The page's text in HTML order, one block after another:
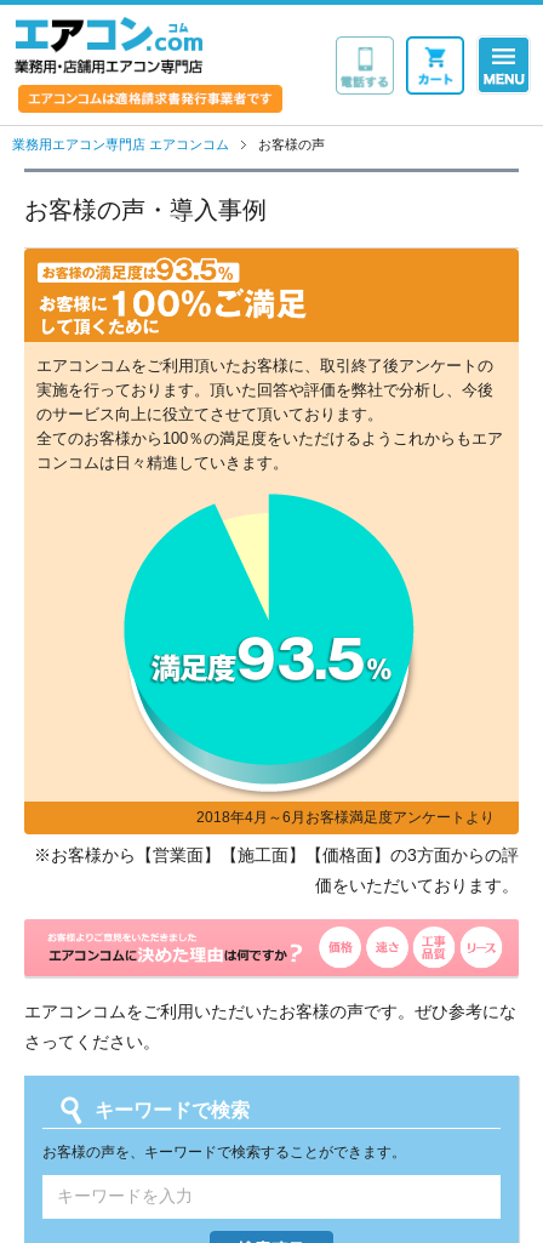
業務用エアコン専門店 エアコンコム お客様の声
お客様の声・導入事例
エアコンコムをご利用頂いたお客様に、取引終了後アンケートの
実施を行っております。頂いた回答や評価を弊社で分析し、今後
のサービス向上に役立てさせて頂いております。
全てのお客様から100％の満足度をいただけるようこれからもエア
コンコムは日々精進していきます。
2018年4月～6月お客様満足度アンケートより
※お客様から【営業面】【施工面】【価格面】の3方面からの評
価をいただいております。
エアコンコムをご利用いただいたお客様の声です。ぜひ参考にな
さってください。
キーワードで検索
お客様の声を、キーワードで検索することができます。